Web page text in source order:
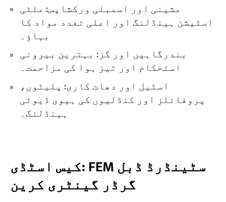
مشینی اور اسمبلی ورکشاپس: ملٹی
اسٹیشن ہینڈلنگ اور اعلی تعدد مواد کا
بہاؤ۔
بندرگاہیں اور گز: بہترین بیرونی
استحکام اور تیز ہوا کی مزاحمت۔
اسٹیل اور دھات کاری: پلیٹوں،
پروفائلز اور کنڈلیوں کی ہیوی ڈیوٹی
ہینڈلنگ۔
کیس اسٹڈی: FEM سٹینڈرڈ ڈبل
گرڈر گینٹری کرین